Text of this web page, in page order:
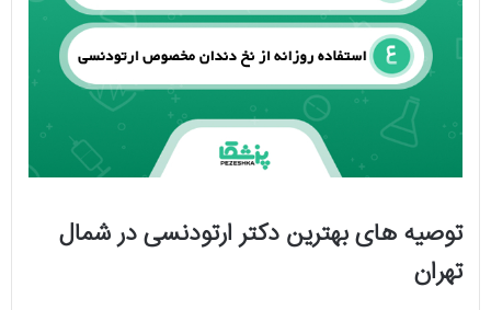
توصیه های بهترین دکتر ارتودنسی در شمال
تهران